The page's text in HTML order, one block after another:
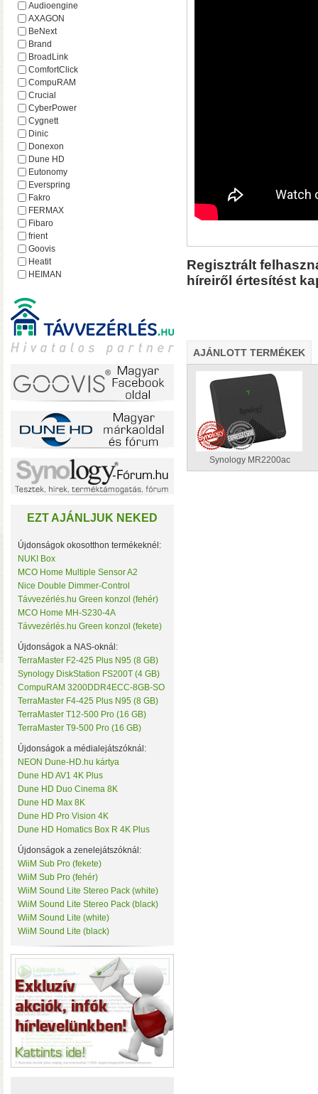
• USB 3.2 Gen2
olvasási sebesség
halk ventilátor
Regisztrált
híreiről értesítést
AJÁNLOTT TERMÉKEK
Synology MR2200ac
Audioengine
AXAGON
BeNext
Brand
BroadLink
ComfortClick
CompuRAM
Crucial
CyberPower
Cygnett
Dinic
Donexon
Dune HD
Eutonomy
Everspring
Fakro
FERMAX
Fibaro
frient
Goovis
Heatit
HEIMAN
iEAST
Imperial
Incipio
Lejátszó.hu
Lince
Mean Well
MOHAnet
Nabu Casa
NEO
NEON
Nice
Noname
NorStone
NorthQ
Omega Optical
OWC
Philio Technology
Poly Control
Popp
Qubino
Remotec
Seagate
Sensative
Shelly
Silicon Labs
Silicon Power
Skydigital
SmartWise
Sonnet
Synology
Targus
Távvezérlés.hu
Tenda
TerraMaster
ThirdReality
TKB Home
Twelve South
Ubiquiti
UPS Power
Vision Security
WD
WiiM
Y-Cam
Z-Wave.Me
Zipato
EZT AJÁNLJUK NEKED
Újdonságok okosotthon termékeknél:
NUKI Box
MCO Home Multiple Sensor A2
Nice Double Dimmer-Control
Távvezérlés.hu Green konzol (fehér)
MCO Home MH-S230-4A
Távvezérlés.hu Green konzol (fekete)
Újdonságok a NAS-oknál:
TerraMaster F2-425 Plus N95 (8 GB)
Synology DiskStation FS200T (4 GB)
CompuRAM 3200DDR4ECC-8GB-SO
TerraMaster F4-425 Plus N95 (8 GB)
TerraMaster T12-500 Pro (16 GB)
TerraMaster T9-500 Pro (16 GB)
Újdonságok a médialejátszóknál:
NEON Dune-HD.hu kártya
Dune HD AV1 4K Plus
Dune HD Duo Cinema 8K
Dune HD Max 8K
Dune HD Pro Vision 4K
Dune HD Homatics Box R 4K Plus
Újdonságok a zenelejátszóknál:
WiiM Sub Pro (fekete)
WiiM Sub Pro (fehér)
WiiM Sound Lite Stereo Pack (white)
WiiM Sound Lite Stereo Pack (black)
WiiM Sound Lite (white)
WiiM Sound Lite (black)